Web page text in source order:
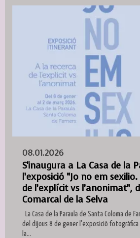
08.01.2026
S'inaugura a La Casa de la
l’exposició “Jo no em
de l’explícit vs l’anonimat”,
Comarcal de la Selva
La Casa de la Paraula de Santa Coloma de
del dijous 8 de gener l'exposició fotogràfica
la...